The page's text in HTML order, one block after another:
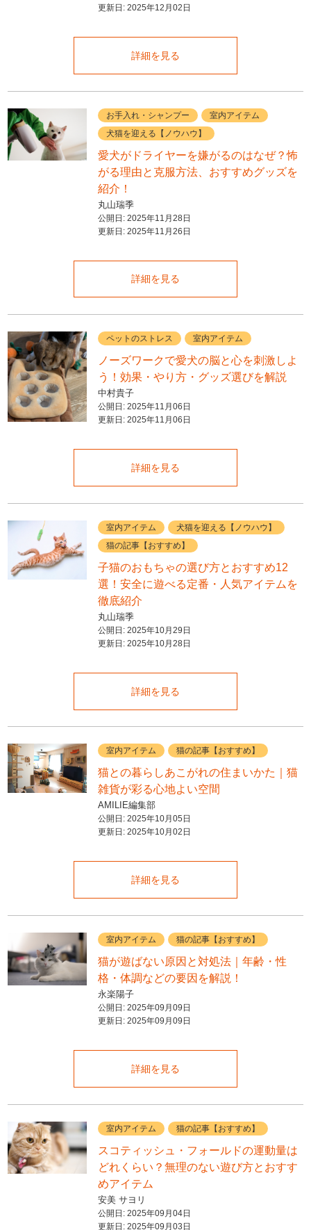
更新日: 2025年12月02日
詳細を見る
お手入れ・シャンプー
室内アイテム
犬猫を迎える【ノウハウ】
愛犬がドライヤーを嫌がるのはなぜ？怖
がる理由と克服方法、おすすめグッズを
紹介！
丸山瑞季
公開日: 2025年11月28日
更新日: 2025年11月26日
詳細を見る
ペットのストレス 室内アイテム
ノーズワークで愛犬の脳と心を刺激しよ
う！効果・やり方・グッズ選びを解説
中村貴子
公開日: 2025年11月06日
更新日: 2025年11月06日
詳細を見る
室内アイテム
犬猫を迎える【ノウハウ】
猫の記事【おすすめ】
子猫のおもちゃの選び方とおすすめ12
選！安全に遊べる定番・人気アイテムを
徹底紹介
丸山瑞季
公開日: 2025年10月29日
更新日: 2025年10月28日
詳細を見る
室内アイテム 猫の記事【おすすめ】
猫との暮らしあこがれの住まいかた｜猫
雑貨が彩る心地よい空間
AMILIE編集部
公開日: 2025年10月05日
更新日: 2025年10月02日
詳細を見る
室内アイテム 猫の記事【おすすめ】
猫が遊ばない原因と対処法｜年齢・性
格・体調などの要因を解説！
永楽陽子
公開日: 2025年09月09日
更新日: 2025年09月09日
詳細を見る
室内アイテム 猫の記事【おすすめ】
スコティッシュ・フォールドの運動量は
どれくらい？無理のない遊び方とおすす
めアイテム
安美 サヨリ
公開日: 2025年09月04日
更新日: 2025年09月03日